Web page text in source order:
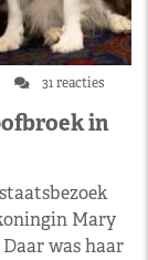
31 reacties
in
Mary
was haar